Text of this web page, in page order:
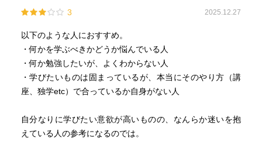
た。
3 2025.12.27
以下のような人におすすめ。
・何かを学ぶべきかどうか悩んでいる人
・何か勉強したいが、よくわからない人
・学びたいものは固まっているが、本当にそのやり方（講
座、独学etc）で合っているか自身がない人
自分なりに学びたい意欲が高いものの、なんらか迷いを抱
えている人の参考になるのでは。